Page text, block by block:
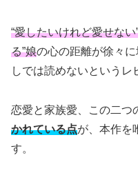
“愛したいけれど愛せな
る”娘の心の距離が徐々
しでは読めないというレ
恋愛と家族愛、この二つ
かれている点が、本作を
す。